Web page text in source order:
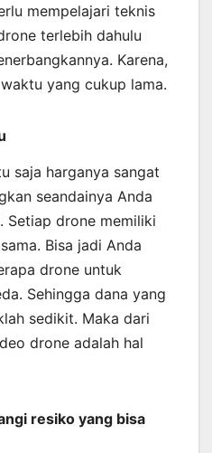
mempelajari teknis
terlebih dahulu
Karena,
yang cukup lama.
saja harganya sangat
seandainya Anda
Setiap drone memiliki
Bisa jadi Anda
drone untuk
Sehingga dana yang
sedikit. Maka dari
drone adalah hal
resiko yang bisa